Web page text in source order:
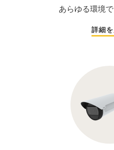
あらゆる環境
詳細